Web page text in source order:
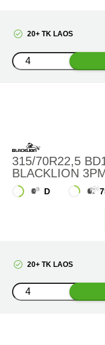
20+ TK LAOS
315/70R22,5
BLACKLION
D
20+ TK LAOS